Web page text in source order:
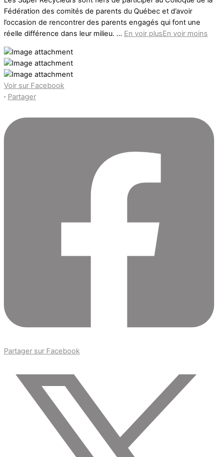
Fédération des comités de parents du Québec et d’avoir
l’occasion de rencontrer des parents engagés qui font une
réelle différence dans leur milieu. ... En voir plusEn voir moins
Voir sur Facebook
· Partager
Partager sur Facebook